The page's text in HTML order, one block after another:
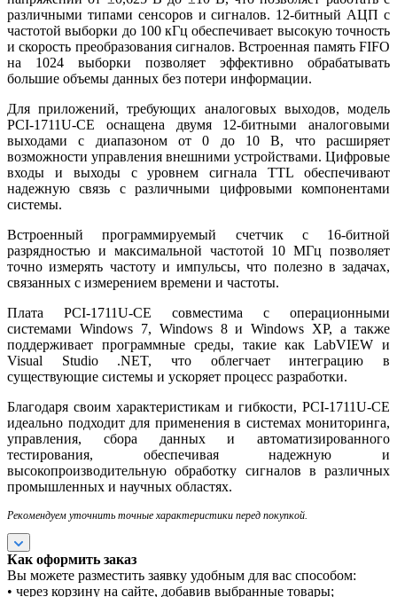
различными типами сенсоров и сигналов. 12-битный АЦП с
частотой выборки до 100 кГц обеспечивает высокую точность
и скорость преобразования сигналов. Встроенная память FIFO
на 1024 выборки позволяет эффективно обрабатывать
большие объемы данных без потери информации.
Для приложений, требующих аналоговых выходов, модель
PCI-1711U-CE оснащена двумя 12-битными аналоговыми
выходами с диапазоном от 0 до 10 В, что расширяет
возможности управления внешними устройствами. Цифровые
входы и выходы с уровнем сигнала TTL обеспечивают
надежную связь с различными цифровыми компонентами
системы.
Встроенный программируемый счетчик с 16-битной
разрядностью и максимальной частотой 10 МГц позволяет
точно измерять частоту и импульсы, что полезно в задачах,
связанных с измерением времени и частоты.
Плата PCI-1711U-CE совместима с операционными
системами Windows 7, Windows 8 и Windows XP, а также
поддерживает программные среды, такие как LabVIEW и
Visual Studio .NET, что облегчает интеграцию в
существующие системы и ускоряет процесс разработки.
Благодаря своим характеристикам и гибкости, PCI-1711U-CE
идеально подходит для применения в системах мониторинга,
управления, сбора данных и автоматизированного
тестирования, обеспечивая надежную и
высокопроизводительную обработку сигналов в различных
промышленных и научных областях.
Рекомендуем уточнить точные характеристики перед покупкой.
Как оформить заказ
Вы можете разместить заявку удобным для вас способом:
• через корзину на сайте, добавив выбранные товары;